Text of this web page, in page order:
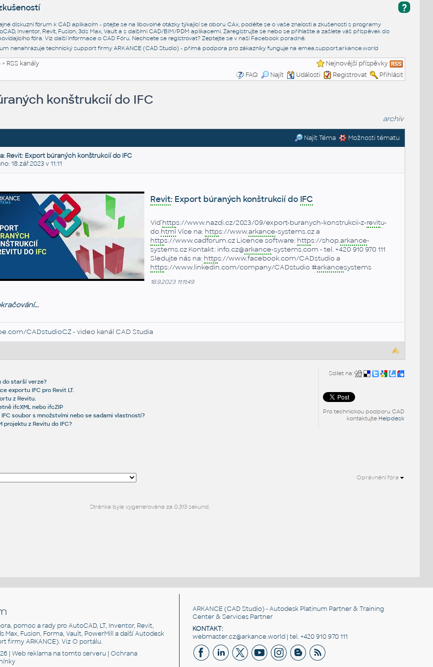
?
diskuzní fórum k CAD aplikacím - ptejte se na libovolné otázky týkající se oboru CAx, podělte se o vaše znalosti a zkušenosti s programy
Inventor, Revit, Fusion, 3ds Max, Vault a s dalšími CAD/BIM/PDM aplikacemi. Zaregistrujte se nebo se přihlašte a zašlete váš příspěvek do
fóra. Viz další informace o CAD Fóru. Nechcete se registrovat? Zeptejte se v naší Facebook poradně.
nenahrazuje technický support firmy ARKANCE (CAD Studio) - přímá podpora pro zákazníky funguje na emea.support.arkance.world
> RSS kanály
Nejnovější příspěvky
FAQ
Najít Události Registrovat Přihlásit
konštrukcií do IFC
archiv
Najít Téma Možnosti tématu
Revit: Export búraných konštrukcií do IFC
18.zář.2023 v 11:11
Revit: Export búraných konštrukcií do IFC
Viďhttps://www.nazdi.cz/2023/09/export-buranych-konstrukcii-z-revitu-
do.html Více na: https://www.arkance-systems.cz a
https://www.cadforum.cz Licence software: https://shop.arkance-
systems.cz Kontakt: info.cz@arkance-systems.com - tel. +420 910 970 111
Sledujte nás na: https://www.facebook.com/CADstudio a
https://www.linkedin.com/company/CADstudio #arkancesystems
18.9.2023 11:11:49
CADstudioCZ- video kanál CAD Studia
Sdílet na:
Pro technickou podporu CAD
kontaktujte Helpdesk
do starší verze?
exportu IFC pro Revit LT.
z Revitu.
ifcXML nebo ifcZIP
soubor s množstvími nebo se sadami vlastností?
projektu z Revitu do IFC?
Oprávnění fóra
Stránka byla vygenerována za 0,313 sekund.
pomoc a rady pro AutoCAD, LT, Inventor, Revit,
Max, Fusion, Forma, Vault, PowerMill a další Autodesk
firmy ARKANCE). VizO portálu.
|Web reklama na tomto serveru |Ochrana
ARKANCE (CAD Studio) - Autodesk Platinum Partner & Training
Center & Services Partner
KONTAKT:
webmaster.cz@arkance.world | tel. +420 910 970 111